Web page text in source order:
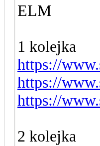
ELM
1 kolejka
https://
https://
https://
2 kolejka